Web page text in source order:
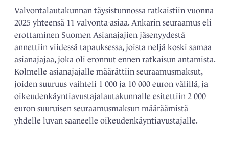
Valvontalautakunnan täysistunnossa ratkaistiin vuonna
2025 yhteensä 11 valvonta-asiaa. Ankarin seuraamus eli
erottaminen Suomen Asianajajien jäsenyydestä
annettiin viidessä tapauksessa, joista neljä koski samaa
asianajajaa, joka oli eronnut ennen ratkaisun antamista.
Kolmelle asianajajalle määrättiin seuraamusmaksut,
joiden suuruus vaihteli 1 000 ja 10 000 euron välillä, ja
oikeudenkäyntiavustajalautakunnalle esitettiin 2 000
euron suuruisen seuraamusmaksun määräämistä
yhdelle luvan saaneelle oikeudenkäyntiavustajalle.